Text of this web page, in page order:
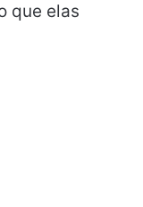
que elas